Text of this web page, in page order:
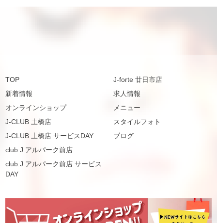
TOP
新着情報
オンラインショップ
J-CLUB 土橋店
J-CLUB 土橋店 サービスDAY
club.J アルパーク前店
club.J アルパーク前店 サービス
DAY
J-forte 廿日市店
求人情報
メニュー
スタイルフォト
ブログ